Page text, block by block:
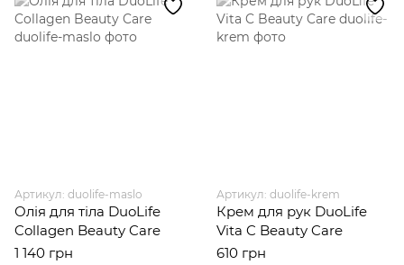
Артикул: duolife-maslo
Олія для тіла DuoLife
Collagen Beauty Care
1 140 грн
Артикул: duolife-krem
Крем для рук DuoLife
Vita C Beauty Care
610 грн